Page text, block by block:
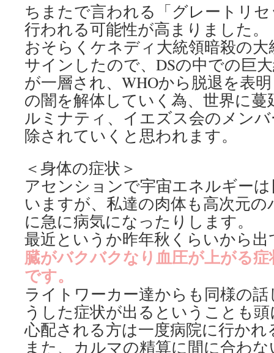
ちまたで言われる「グレートリ
行われる可能性が高まりました。
おそらくケネディ大統領暗殺の
サインしたので、DSの中での巨
が一層され、WHOから脱退を表
の闇を解体していく為、世界に蔓
ルミナティ、イエズス会のメン
除されていくと思われます。
＜身体の症状＞
アセンションで宇宙エネルギー
いますが、私達の肉体も高次元
に急に病気になったりします。
最近というか昨年秋くらいから
臓がバクバクなり血圧が上がる症
です。
ライトワーカー達からも同様の
うした症状が出るということも
心配される方は一度病院に行か
また、カルマの精算に間に合わ